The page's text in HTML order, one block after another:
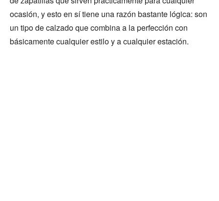
ocasión, y esto en sí tiene una razón bastante lógica: son
un tipo de calzado que combina a la perfección con
básicamente cualquier estilo y a cualquier estación.